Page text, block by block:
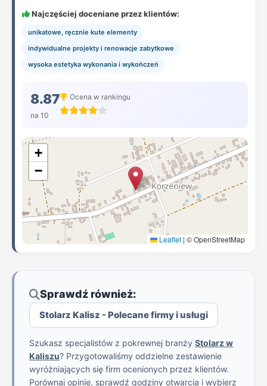
Najczęściej doceniane przez klientów:
unikatowe, ręcznie kute elementy
indywidualne projekty i renowacje zabytkowe
wysoka estetyka wykonania i wykończeń
8.87
na 10
Ocena w rankingu
+
−
Leaflet | © OpenStreetMap
Sprawdź również:
Stolarz Kalisz - Polecane firmy i usługi
Szukasz specjalistów z pokrewnej branży Stolarz w
Kaliszu? Przygotowaliśmy oddzielne zestawienie
wyróżniających się firm ocenionych przez klientów.
Porównaj opinie, sprawdź godziny otwarcia i wybierz